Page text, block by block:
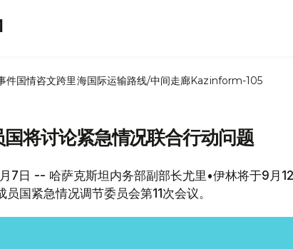
件国情咨文跨里海国际运输路线/中间走廊Kazinform-105
将讨论紧急情况联合行动问题
7日 -- 哈萨克斯坦内务部副部长尤里•伊林将于9月
国紧急情况调节委员会第11次会议。